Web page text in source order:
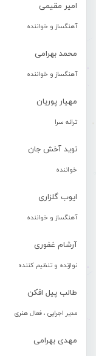
امیر مقیمی
آهنگساز و خواننده
محمد بهرامی
آهنگساز و خواننده
مهیار پوریان
ترانه سرا
نوید آخش جان
خواننده
ایوب گلزاری
آهنگساز و خواننده
آرشام غفوری
نوازنده و تنظیم کننده
طالب پیل افکن
مدیر اجرایی ، فعال هنری
مهدی بهرامی